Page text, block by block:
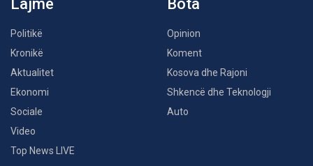
Lajme
Politikë
Kronikë
Aktualitet
Ekonomi
Sociale
Video
Top News LIVE
Bota
Opinion
Koment
Kosova dhe Rajoni
Shkencë dhe Teknologji
Auto